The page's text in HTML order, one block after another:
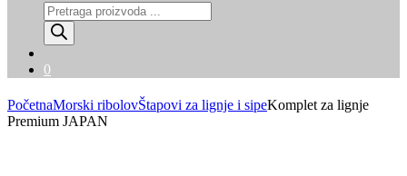
Products
search
0
PočetnaMorski ribolovŠtapovi za lignje i sipeKomplet za lignje
Premium JAPAN